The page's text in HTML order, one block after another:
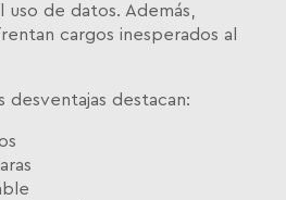
de datos. Además,
cargos inesperados al
desventajas destacan: